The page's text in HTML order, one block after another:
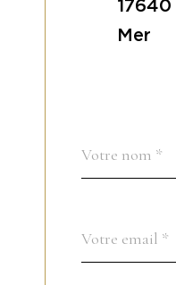
17640
Mer
*
*